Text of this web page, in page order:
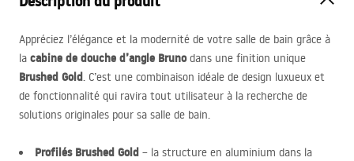
Appréciez l’élégance et la modernité de votre salle de bain grâce à
la cabine de douche d’angle Brunodans une finition unique
Brushed Gold. C’est une combinaison idéale de design luxueux et
de fonctionnalité qui ravira tout utilisateur à la recherche de
solutions originales pour sa salle de bain.
Profilés Brushed Gold – la structure en aluminium dans la